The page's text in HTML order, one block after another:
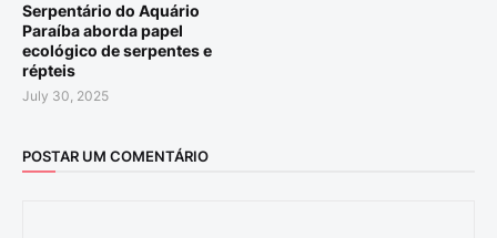
Serpentário do Aquário
Paraíba aborda papel
ecológico de serpentes e
répteis
July 30, 2025
POSTAR UM COMENTÁRIO